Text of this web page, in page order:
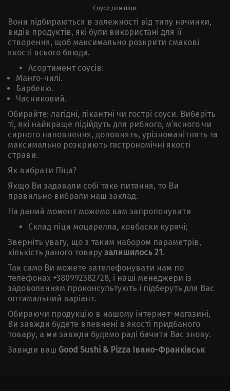
Соуси для піци.
Вони підбираються в залежності від типу начинки,
видів продуктів, які були використані для її
створення, щоб максимально розкрити смакові
якості всього блюда.
Асортимент соусів:
Манго-чилі.
Барбекю.
Часниковий.
Обирайте: лагідні, пікантні чи гострі соуси. Виберіть
ті, які найкраще підійдуть для рибного, м’ясного чи
сирного наповнення, доповнять, урізноманітнять та
максимально розкриють гастрономічні якості
страви.
Як вибрати Піца?
Якщо Ви задавали собі таке питання, то Ви
правильно вибрали наш заклад.
На даний момент можемо вам запропонувати
Склад піци моцарелла, ковбаски курячі;
Зверніть увагу, що з таким набором параметрів,
кількість даного товару залишилось 21.
Так само Ви можете зателефонувати нам по
телефонах +380992382728, і наші менеджери із
задоволенням проконсультують і підберуть для Вас
оптимальний варіант.
Обираючи продукцію в нашому інтернет-магазині,
Ви завжди будете впевнені в якості придбаного
товару, а ми завжди будемо раді бачити Вас знову.
Завжди ваш Good Sushi & Pizza Івано-Франківськ